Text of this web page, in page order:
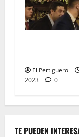
El Pertiguero
2023
0
TE PUEDEN